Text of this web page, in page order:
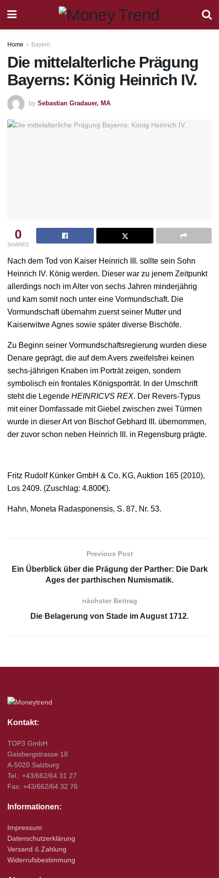
Home Bayern
Die mittelalterliche Prägung
Bayerns: König Heinrich IV.
by Sebastian Gradauer, MA
0
SHARES
Nach dem Tod von Kaiser Heinrich III. sollte sein Sohn
Heinrich IV. König werden. Dieser war zu jenem Zeitpunkt
allerdings noch im Alter von sechs Jahren minderjährig
und kam somit noch unter eine Vormundschaft. Die
Vormundschaft übernahm zuerst seiner Mutter und
Kaiserwitwe Agnes sowie später diverse Bischöfe.
Zu Beginn seiner Vormundschaftsregierung wurden diese
Denare geprägt, die auf dem Avers zweifelsfrei keinen
sechs-jährigen Knaben im Porträt zeigen, sondern
symbolisch ein frontales Königsporträt. In der Umschrift
steht die Legende HEINRICVS REX. Der Revers-Typus
mit einer Domfassade mit Giebel zwischen zwei Türmen
wurde in dieser Art von Bischof Gebhard III. übernommen,
der zuvor schon neben Heinrich III. in Regensburg prägte.
Fritz Rudolf Künker GmbH & Co. KG, Auktion 165 (2010),
Los 2409. (Zuschlag: 4.800€).
Hahn, Moneta Radasponensis, S. 87, Nr. 53.
Previous Post
Ein Überblick über die Prägung der Parther: Die Dark
Ages der parthischen Numismatik.
nächster Beitrag
Die Belagerung von Stade im August 1712.
Kontakt:
TOP3 GmbH
Gaisbergstrasse 18
A-5020 Salzburg
Tel.: +43/662/64 31 27
Fax: +43/662/64 32 76
Informationen:
Impressum
Datenschutzerklärung
Versand & Zahlung
Widerrufsbestimmung